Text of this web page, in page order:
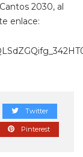
2030, al
enlace:
Twitter
Pinterest